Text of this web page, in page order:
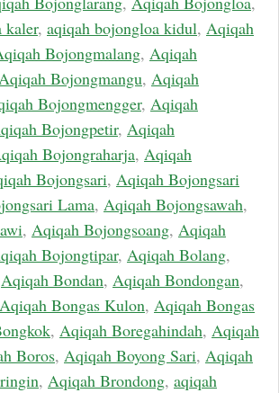
kaler, aqiqah bojongloa kidul, Aqiqah
Bojongmalang, Aqiqah
Bojongmangu, Aqiqah
Bojongmengger, Aqiqah
Bojongpetir, Aqiqah
Bojongraharja, Aqiqah
Bojongsari, Aqiqah Bojongsari
Lama, Aqiqah Bojongsawah,
, Aqiqah Bojongsoang, Aqiqah
Bojongtipar, Aqiqah Bolang,
Aqiqah Bondan, Aqiqah Bondongan,
Aqiqah Bongas Kulon, Aqiqah Bongas
, Aqiqah Boregahindah, Aqiqah
Boros, Aqiqah Boyong Sari, Aqiqah
, Aqiqah Brondong, aqiqah